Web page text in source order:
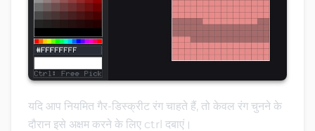
यदि आप नियमित गैर-डिस्क्रीट रंग चाहते हैं, तो केवल रंग चुनने के
दौरान इसे अक्षम करने के लिए ctrl दबाएं।